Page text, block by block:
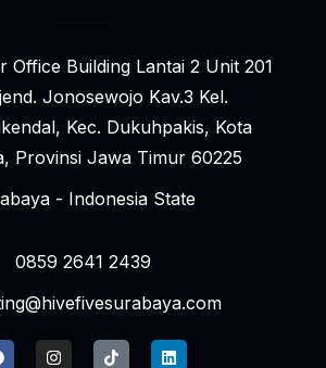
Office Building Lantai 2 Unit 201
Jonosewojo Kav.3 Kel.
Kec. Dukuhpakis, Kota
Provinsi Jawa Timur 60225
- Indonesia State
0859 2641 2439